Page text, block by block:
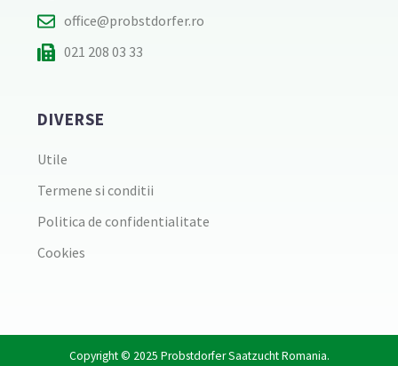
office@probstdorfer.ro
021 208 03 33
DIVERSE
Utile
Termene si conditii
Politica de confidentialitate
Cookies
Copyright © 2025 Probstdorfer Saatzucht Romania.